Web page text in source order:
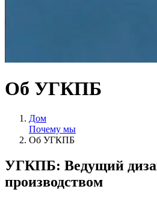
Об УГКПБ
Дом
Почему мы
Об УГКПБ
УГКПБ: Ведущий
производством